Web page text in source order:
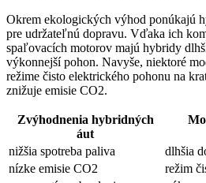
Okrem ekologických výhod ponúkajú
pre udržateľnú dopravu. Vďaka ich
spaľovacích motorov majú hybridy
výkonnejší pohon. Navyše, niektoré
režime čisto elektrického pohonu na
znižuje emisie CO2.
Zvýhodnenia hybridných
áut
nižšia spotreba paliva
dlhšia
nízke emisie CO2
režim